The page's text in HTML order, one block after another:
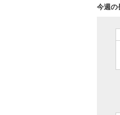
今週の